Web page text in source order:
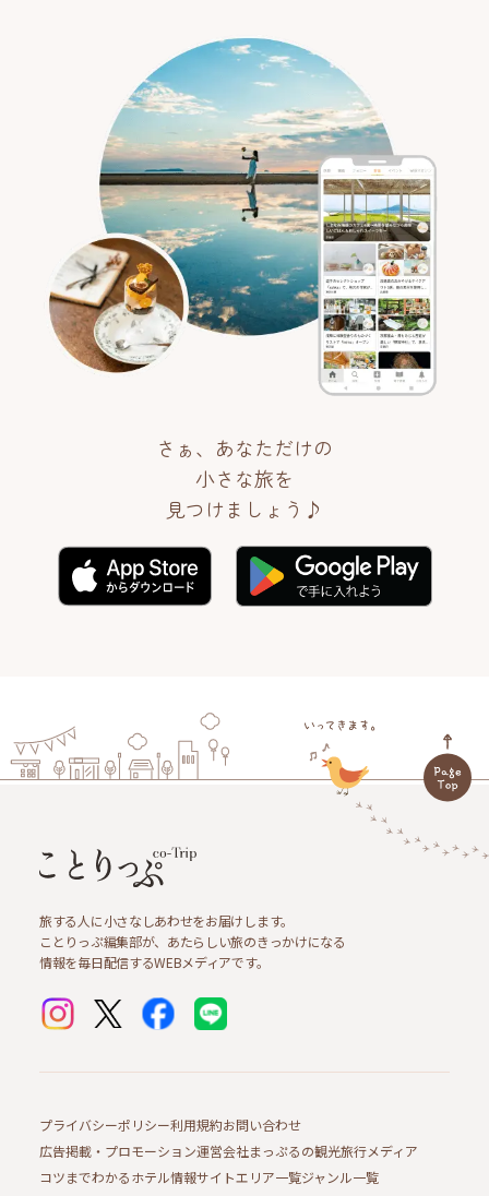
さぁ、あなただけの
小さな旅を
見つけましょう♪
旅する人に小さなしあわせをお届けします。
ことりっぷ編集部が、あたらしい旅のきっかけになる
情報を毎日配信するWEBメディアです。
プライバシーポリシー利用規約お問い合わせ
広告掲載・プロモーション運営会社まっぷるの観光旅行メディア
コツまでわかるホテル情報サイトエリア一覧ジャンル一覧